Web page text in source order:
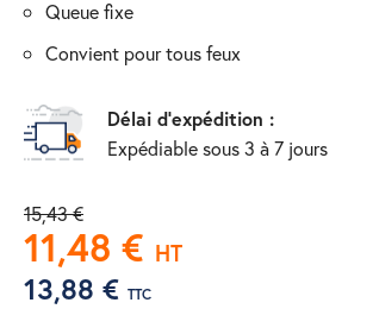
queue fixe
convient pour tous feux
Délai d'expédition :
Expédiable sous 3 à 7 jours
15,43 €
11,48 € HT
13,88 € TTC